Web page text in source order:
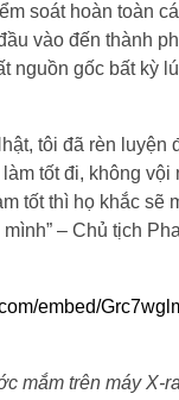
soát hoàn toàn
vào đến thành
nguồn gốc bất kỳ
tôi đã rèn luyện
tốt đi, không vội
tốt thì họ khắc sẽ
– Chủ tịch
embed/
mắm trên máy X-